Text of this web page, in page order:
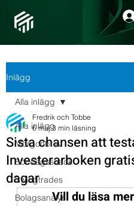
Inlägg
Alla inlägg
Morgonbrev
Söndagssnack
Swingtrades
Bolagsanalys
Alla inlägg
Sista chansen att
Investerarboken
dagar
Fredrik och Tobbe
6 maj 3 min läsning
Vill du läsa